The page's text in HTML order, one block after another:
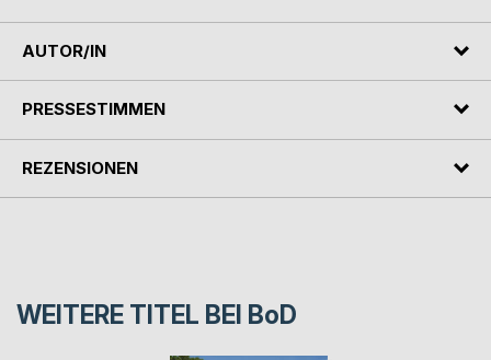
AUTOR/IN
PRESSESTIMMEN
REZENSIONEN
WEITERE TITEL BEI BoD